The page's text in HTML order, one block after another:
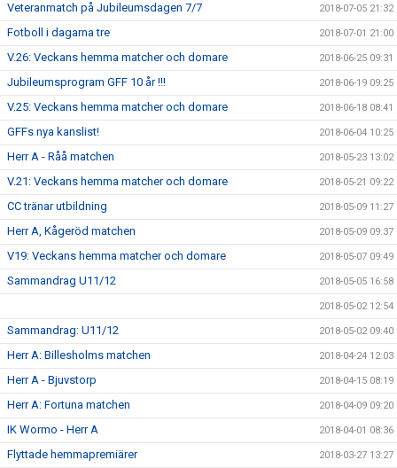
Veteranmatch på Jubileumsdagen 7/7 2018-07-05 21:32
Fotboll i dagarna tre 2018-07-01 21:00
V.26: Veckans hemma matcher och domare 2018-06-25 09:31
Jubileumsprogram GFF 10 år !!! 2018-06-19 09:25
V.25: Veckans hemma matcher och domare 2018-06-18 08:41
GFFs nya kanslist! 2018-06-04 10:25
Herr A - Råå matchen 2018-05-23 13:02
V.21: Veckans hemma matcher och domare 2018-05-21 09:22
CC tränar utbildning 2018-05-09 11:27
Herr A, Kågeröd matchen 2018-05-09 09:37
V19: Veckans hemma matcher och domare 2018-05-07 09:49
Sammandrag U11/12 2018-05-05 16:58
2018-05-02 12:54
Sammandrag: U11/12 2018-05-02 09:40
Herr A: Billesholms matchen 2018-04-24 12:03
Herr A - Bjuvstorp 2018-04-15 08:19
Herr A: Fortuna matchen 2018-04-09 09:20
IK Wormo - Herr A 2018-04-01 08:36
Flyttade hemmapremiärer 2018-03-27 13:27